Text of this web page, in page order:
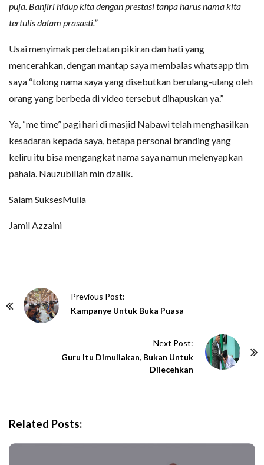
puja. Banjiri hidup kita dengan prestasi tanpa harus nama kita
tertulis dalam prasasti.”
Usai menyimak perdebatan pikiran dan hati yang
mencerahkan, dengan mantap saya membalas whatsapp tim
saya “tolong nama saya yang disebutkan berulang-ulang oleh
orang yang berbeda di video tersebut dihapuskan ya.”
Ya, “me time” pagi hari di masjid Nabawi telah menghasilkan
kesadaran kepada saya, betapa personal branding yang
keliru itu bisa mengangkat nama saya namun melenyapkan
pahala. Nauzubillah min dzalik.
Salam SuksesMulia
Jamil Azzaini
Previous Post:
Kampanye Untuk Buka Puasa
Next Post:
Guru Itu Dimuliakan, Bukan Untuk
Dilecehkan
Related Posts: